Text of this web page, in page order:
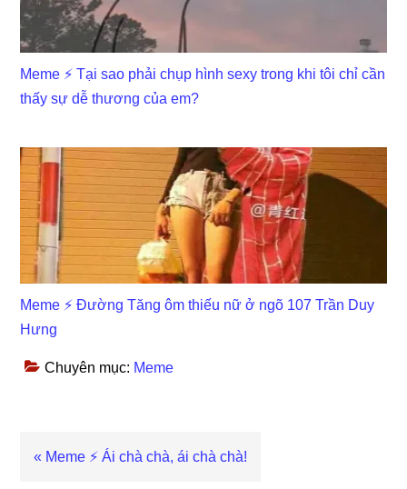
Meme ⚡ Tại sao phải chụp hình sexy trong khi tôi chỉ cần
thấy sự dễ thương của em?
Meme ⚡ Đường Tăng ôm thiếu nữ ở ngõ 107 Trần Duy
Hưng
Chuyên mục: Meme
Previous
« Meme ⚡ Ái chà chà, ái chà chà!